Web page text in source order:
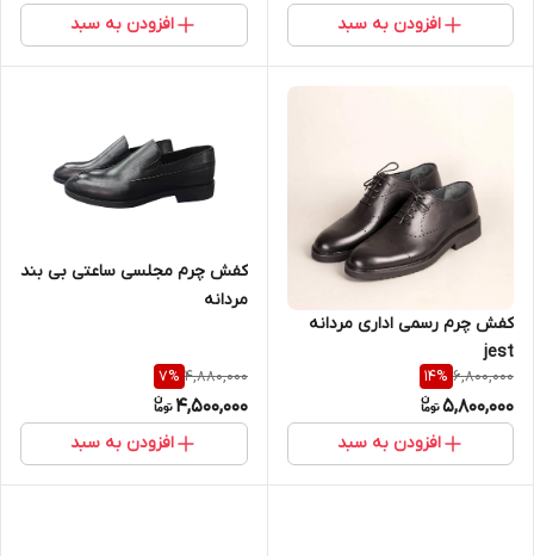
افزودن به سبد افزودن به سبد
کفش چرم رسمی اداری مردانه
jest
6,800,000
14%
5,800,000
افزودن به سبد
کفش چرم مجلسی ساعتی بی بند
مردانه
4,880,000
7%
4,500,000
افزودن به سبد